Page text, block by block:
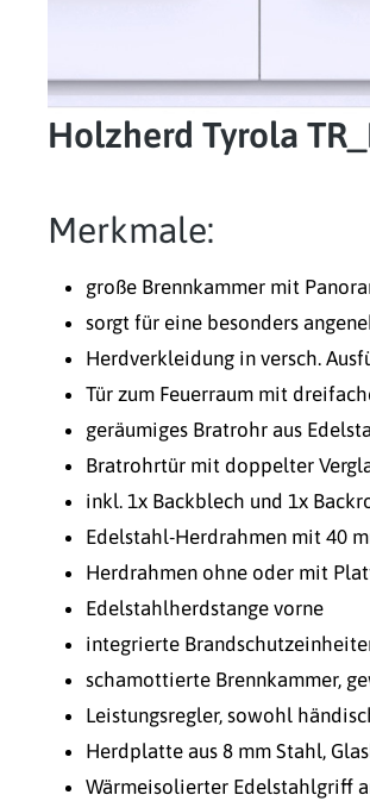
Holzherd Tyrola
Merkmale:
große Brennkammer mit
sorgt für eine besonders
Herdverkleidung in versch.
Tür zum Feuerraum mit
geräumiges Bratrohr aus
Bratrohrtür mit doppelter
inkl. 1x Backblech und 1x
Edelstahl-Herdrahmen mit 40
Herdrahmen ohne oder mit
Edelstahlherdstange vorne
integrierte
schamottierte Brennkammer,
Leistungsregler, sowohl
Herdplatte aus 8 mm Stahl,
Wärmeisolierter Edelstahlgriff